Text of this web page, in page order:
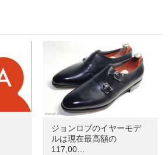
ジョンロブのイヤーモデ
ルは現在最高額の
117,00…